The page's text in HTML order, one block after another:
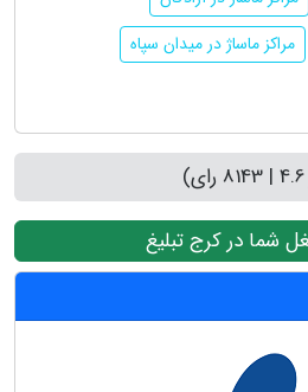
مراکز ماساژ در میدان سپاه
شما در کرج تبلیغ